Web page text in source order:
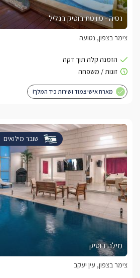
נסיה - סוויטת בוטיק בגליל
צימר בצפון, נטועה
מארח אישי צמוד ושירות כיד המלך!
שובר מילואים
מילה בוטיק
צימר בצפון, עין יעקב